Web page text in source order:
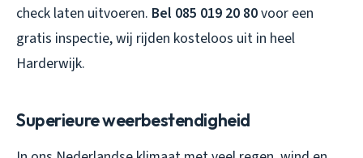
check laten uitvoeren. Bel 085 019 20 80voor een
gratis inspectie, wij rijden kosteloos uit in heel
Harderwijk.
Superieure weerbestendigheid